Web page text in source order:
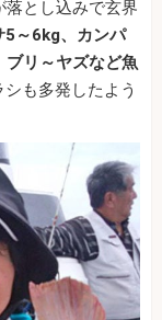
落とし込みで玄界
5～6kg、カンパ
リ～ヤズなど魚
シも多発したよう